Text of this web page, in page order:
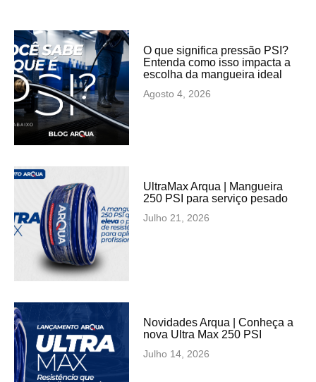
O que significa pressão PSI?
Entenda como isso impacta a
escolha da mangueira ideal
Agosto 4, 2026
UltraMax Arqua | Mangueira
250 PSI para serviço pesado
Julho 21, 2026
Novidades Arqua | Conheça a
nova Ultra Max 250 PSI
Julho 14, 2026